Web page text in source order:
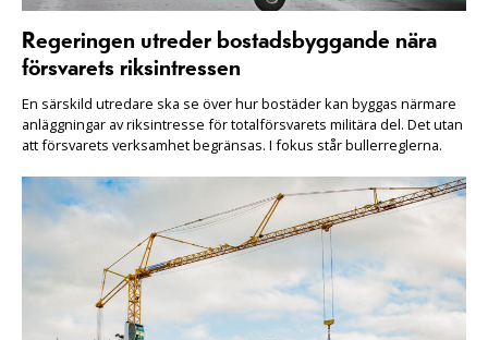
Regeringen utreder bostadsbyggande nära
försvarets riksintressen
En särskild utredare ska se över hur bostäder kan byggas närmare
anläggningar av riksintresse för totalförsvarets militära del. Det utan
att försvarets verksamhet begränsas. I fokus står bullerreglerna.